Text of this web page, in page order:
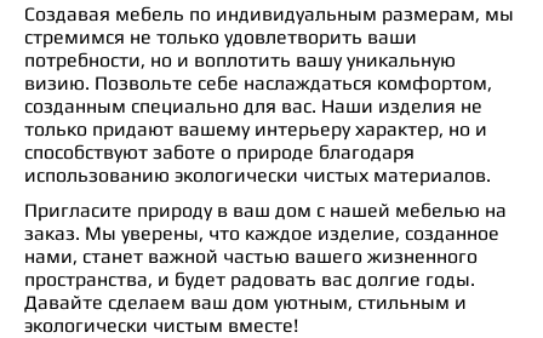
Создавая мебель по индивидуальным размерам, мы
стремимся не только удовлетворить ваши
потребности, но и воплотить вашу уникальную
визию. Позвольте себе наслаждаться комфортом,
созданным специально для вас. Наши изделия не
только придают вашему интерьеру характер, но и
способствуют заботе о природе благодаря
использованию экологически чистых материалов.
Пригласите природу в ваш дом с нашей мебелью на
заказ. Мы уверены, что каждое изделие, созданное
нами, станет важной частью вашего жизненного
пространства, и будет радовать вас долгие годы.
Давайте сделаем ваш дом уютным, стильным и
экологически чистым вместе!